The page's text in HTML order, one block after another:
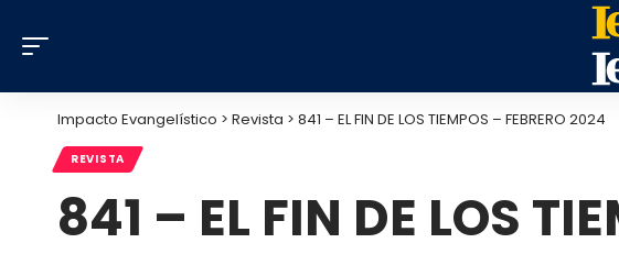
Impacto Evangelístico > Revista > 841 – EL FIN DE LOS TIEMPOS – FEBRERO 2024
REVISTA
841 – EL FIN DE LOS